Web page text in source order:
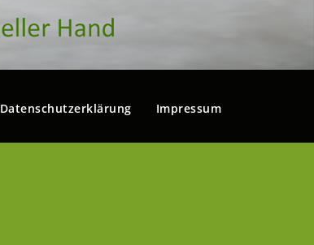
Datenschutzerklärung Impressum